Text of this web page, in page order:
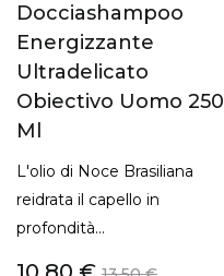
Docciashampoo
Energizzante
Ultradelicato
Obiectivo Uomo 250
Ml
L'olio di Noce Brasiliana
reidrata il capello in
profondità...